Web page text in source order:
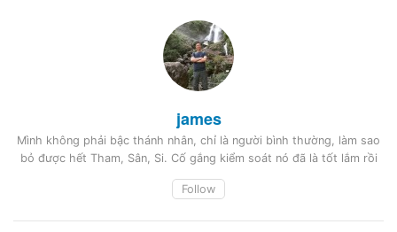
james
Mình không phải bậc thánh nhân, chỉ là người bình thường, làm sao
bỏ được hết Tham, Sân, Si. Cố gắng kiểm soát nó đã là tốt lắm rồi
Follow